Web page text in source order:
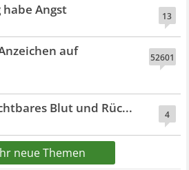
13
Angst
52601
auf
4
Blut und Rüc...
neue Themen